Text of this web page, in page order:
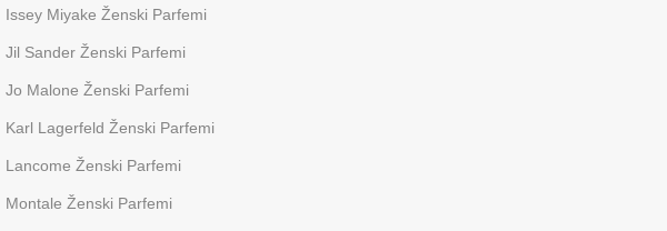
Issey Miyake Ženski Parfemi
Jil Sander Ženski Parfemi
Jo Malone Ženski Parfemi
Karl Lagerfeld Ženski Parfemi
Lancome Ženski Parfemi
Montale Ženski Parfemi